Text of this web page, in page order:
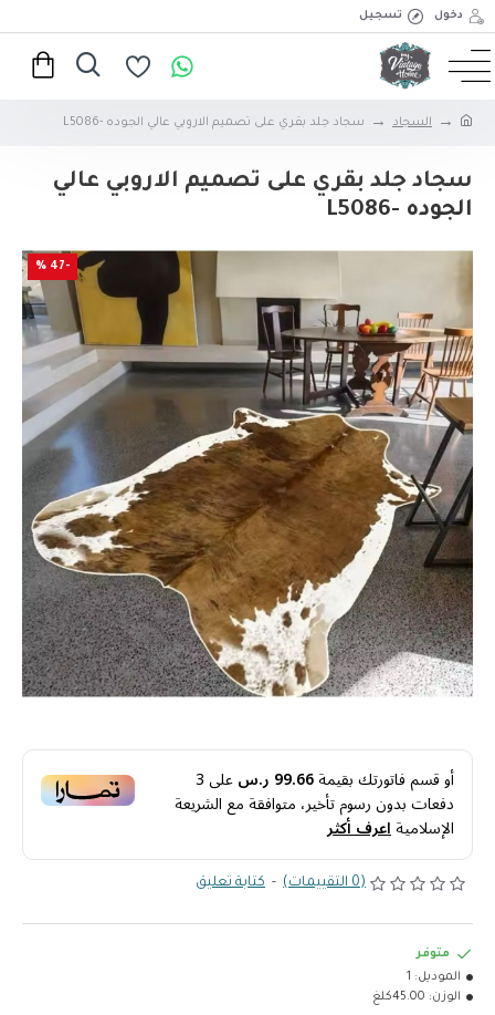
دخول تسجيل
السجاد سجاد جلد بقري على تصميم الاروبي عالي الجوده -L5086
سجاد جلد بقري على تصميم الاروبي عالي
الجوده -L5086
-47 %
أو قسم فاتورتك بقيمة99.66 ر.س على3
دفعات بدون رسوم تأخير، متوافقة مع الشريعة
الإسلاميةاعرف أكثر
(0 التقييمات) - كتابة تعليق
متوفر
الموديل: 1
الوزن: 45.00كلغ